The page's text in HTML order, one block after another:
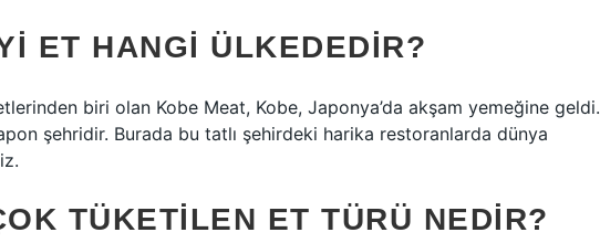
ET HANGI ÜLKEDEDIR?
biri olan Kobe Meat, Kobe, Japonya’da akşam yemeğine geldi.
şehridir. Burada bu tatlı şehirdeki harika restoranlarda dünya
TÜKETILEN ET TÜRÜ NEDIR?